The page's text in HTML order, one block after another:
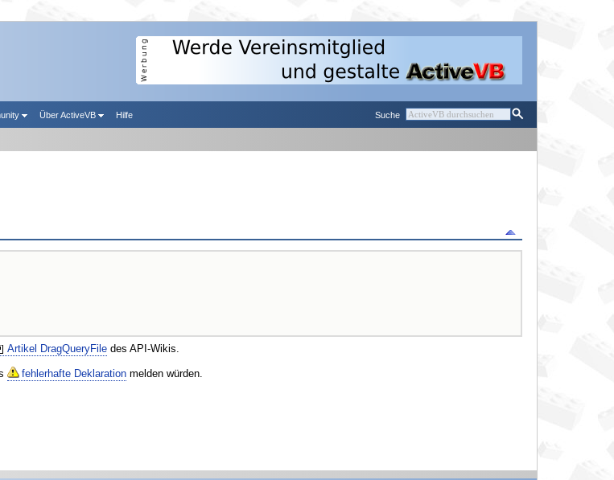
Suche
Über ActiveVB Hilfe
Artikel DragQueryFiledes API-Wikis.
fehlerhafte Deklarationmelden würden.